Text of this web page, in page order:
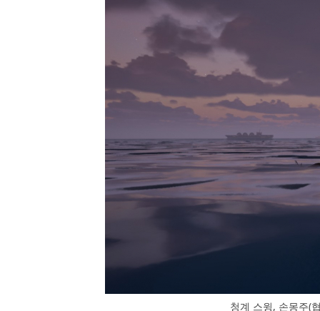
청계 스윙, 손몽주(